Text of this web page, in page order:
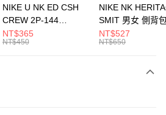
NIKE U NK ED CSH
CREW 2P-144
EMBRDY 男女 短統襪
FZ3073133
NT$365
NT$450
NIKE NK
SMIT 男女 側背
BA5871010
NT$527
NT$650